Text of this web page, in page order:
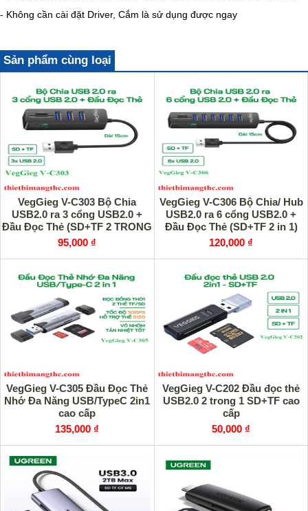
- Không cần cài đặt Driver, Cắm là sử dụng được ngay
Sản phẩm cùng loại
VegGieg V-C303 Bộ Chia
USB2.0 ra 3 cổng USB2.0 +
Đầu Đọc Thẻ (SD+TF 2 TRONG
1) chính hãng
95,000 ₫
VegGieg V-C306 Bộ Chia/ Hub
USB2.0 ra 6 cổng USB2.0 +
Đầu Đọc Thẻ (SD+TF 2 in 1)
chính hãng
120,000 ₫
VegGieg V-C305 Đầu Đọc Thẻ
Nhớ Đa Năng USB/TypeC 2in1
cao cấp
135,000 ₫
VegGieg V-C202 Đầu đọc thẻ
USB2.0 2 trong 1 SD+TF cao
cấp
50,000 ₫